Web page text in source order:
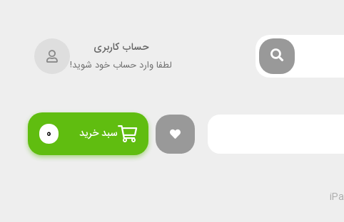
حساب کاربری
لطفا وارد حساب خود شوید!
سبد خرید 0